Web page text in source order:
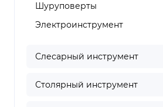
Шуруповерты
Электроинструмент
Слесарный инструмент
Столярный инструмент